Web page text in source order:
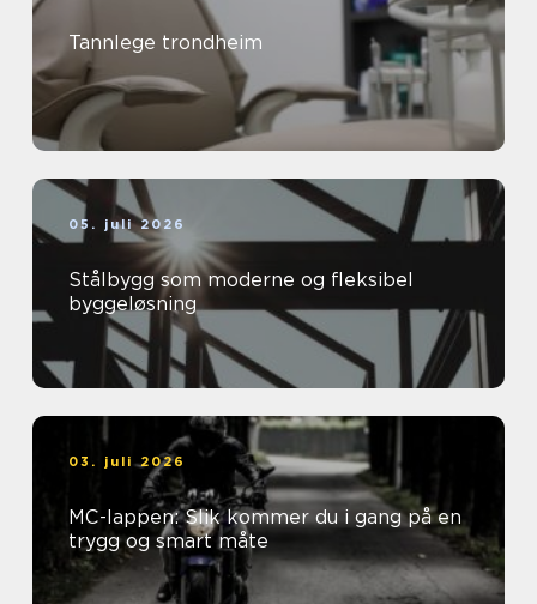
Tannlege trondheim
05. juli 2026
Stålbygg som moderne og fleksibel
byggeløsning
03. juli 2026
MC-lappen: Slik kommer du i gang på en
trygg og smart måte